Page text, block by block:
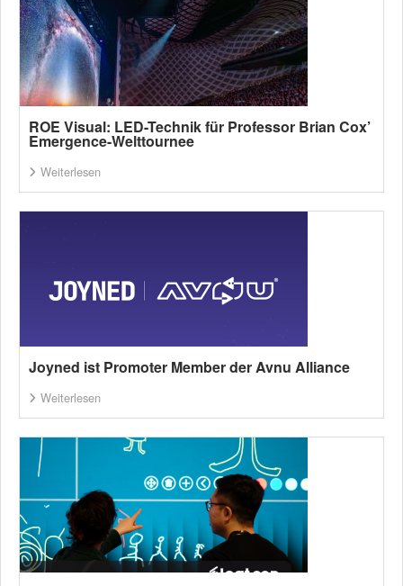
ROE Visual: LED-Technik für Professor Brian Cox’
Emergence-Welttournee
Weiterlesen
Joyned ist Promoter Member der Avnu Alliance
Weiterlesen